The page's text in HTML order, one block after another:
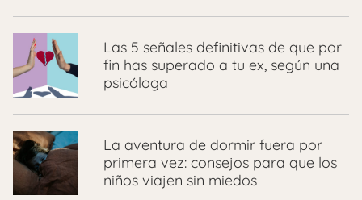
Las 5 señales definitivas de que por
fin has superado a tu ex, según una
psicóloga
La aventura de dormir fuera por
primera vez: consejos para que los
niños viajen sin miedos